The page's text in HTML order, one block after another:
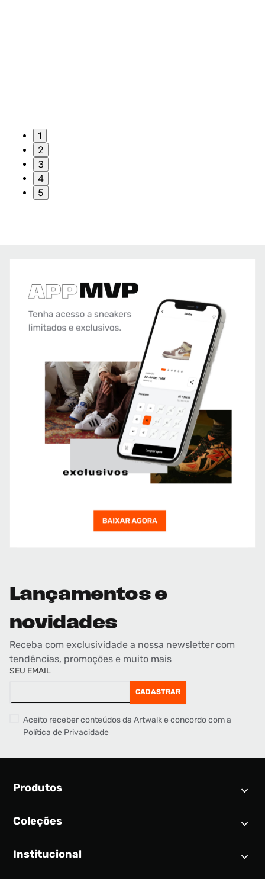
1
2
3
4
5
Lançamentos e
novidades
Receba com exclusividade a nossa newsletter com
tendências, promoções e muito mais
SEU EMAIL
CADASTRAR
Aceito receber conteúdos da Artwalk e concordo com a
Política de Privacidade
Produtos
Calendário SNEAKER
Tênis
Coleções
Air Jordan 1
Institucional